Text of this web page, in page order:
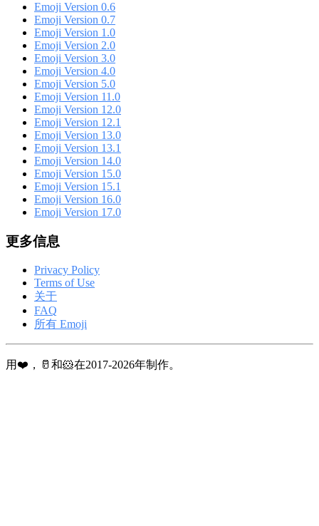
Emoji Version 0.6
Emoji Version 0.7
Emoji Version 1.0
Emoji Version 2.0
Emoji Version 3.0
Emoji Version 4.0
Emoji Version 5.0
Emoji Version 11.0
Emoji Version 12.0
Emoji Version 12.1
Emoji Version 13.0
Emoji Version 13.1
Emoji Version 14.0
Emoji Version 15.0
Emoji Version 15.1
Emoji Version 16.0
Emoji Version 17.0
更多信息
Privacy Policy
Terms of Use
关于
FAQ
所有 Emoji
用❤️，🥛和🐹在2017-2026年制作。